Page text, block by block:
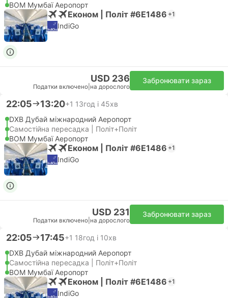
BOM Мумбаї Аеропорт
Економ | Політ #6E1486 +1
IndiGo
USD 236
Податки включено на дорослого
Забронювати зараз
22:05 13:20+1 13год і 45хв
DXB Дубай міжнародний Аеропорт
Самостійна пересадка | Політ+Політ
BOM Мумбаї Аеропорт
Економ | Політ #6E1486 +1
IndiGo
USD 231
Податки включено на дорослого
Забронювати зараз
22:05 17:45+1 18год і 10хв
DXB Дубай міжнародний Аеропорт
Самостійна пересадка | Політ+Політ
BOM Мумбаї Аеропорт
Економ | Політ #6E1486 +1
IndiGo